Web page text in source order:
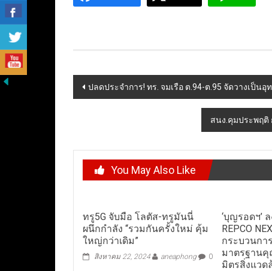
Post
ปลดประจำการ! ทร. จมเรือ ต.94-ต.95 จัดวางเป็นอุ
สนง.คุมประพฤติ
You May Also Like
ทรู5G จับมือ โลตัส-ทรูมันนี่
ผนึกกำลัง “รวมกันครั้งใหม่ คุ้ม
ใหญ่กว่าเดิม”
สิงหาคม 22, 2024 aneaphong 0
‘บุญรอดฯ’
REPCO
กระบวนกา
มาตรฐาน
มิตรสิ่งแวด